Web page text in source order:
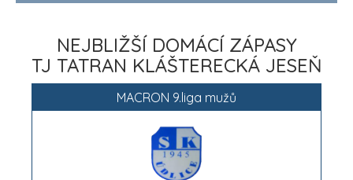
NEJBLIŽŠÍ DOMÁCÍ ZÁPASY
TJ TATRAN KLÁŠTERECKÁ JESEŇ
MACRON 9.liga mužů